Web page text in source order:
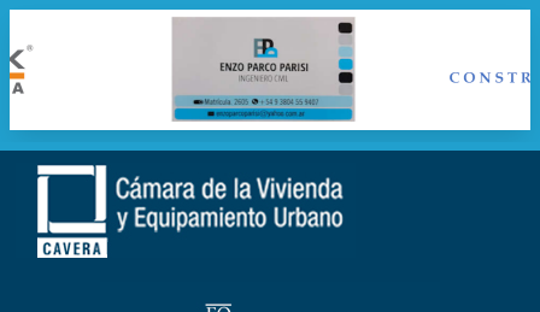
Saltar
contenido
cavera